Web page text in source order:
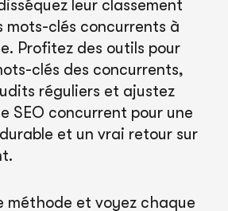
leur classement
mots-clés concurrents à
Profitez des outils pour
clés des concurrents,
réguliers et ajustez
SEO concurrent pour une
et un vrai retour sur
méthode et voyez chaque